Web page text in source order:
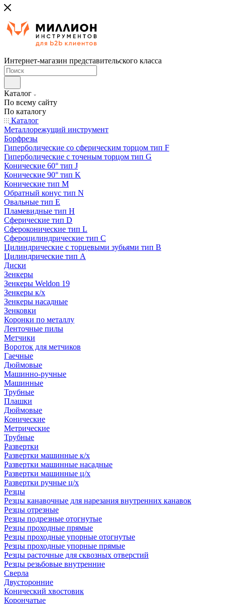
Интернет-магазин представительского класса
Каталог
По всему сайту
По каталогу
Каталог
Металлорежущий инструмент
Борфрезы
Гиперболические cо сферическим торцом тип F
Гиперболические с точеным торцом тип G
Конические 60° тип J
Конические 90° тип K
Конические тип M
Обратный конус тип N
Овальные тип E
Пламевидные тип H
Сферические тип D
Сфероконические тип L
Сфероцилиндрические тип C
Цилиндрические с торцевыми зубьями тип B
Цилиндрические тип А
Диски
Зенкеры
Зенкеры Weldon 19
Зенкеры к/х
Зенкеры насадные
Зенковки
Коронки по металлу
Ленточные пилы
Метчики
Вороток для метчиков
Гаечные
Дюймовые
Машинно-ручные
Машинные
Трубные
Плашки
Дюймовые
Конические
Метрические
Трубные
Развертки
Развертки машинные к/х
Развертки машинные насадные
Развертки машинные ц/х
Развертки ручные ц/х
Резцы
Резцы канавочные для нарезания внутренних канавок
Резцы отрезные
Резцы подрезные отогнутые
Резцы проходные прямые
Резцы проходные упорные отогнутые
Резцы проходные упорные прямые
Резцы расточные для сквозных отверстий
Резцы резьбовые внутренние
Сверла
Двусторонние
Конический хвостовик
Корончатые